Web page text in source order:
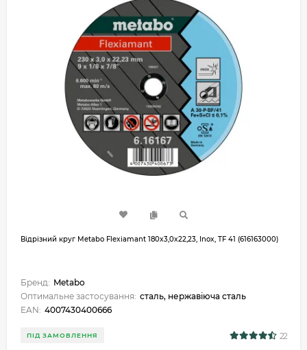
Відрізний круг Metabo Flexiamant 180x3,0x22,23, Inox, TF 41 (616163000)
Бренд: Metabo
Оптимальне застосування: сталь, нержавіюча сталь
EAN: 4007430400666
ПІД ЗАМОВЛЕННЯ 22